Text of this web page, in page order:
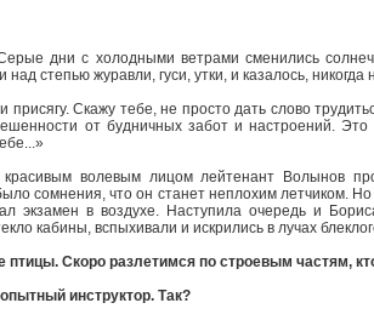
дни с холодными ветрами сменились
степью журавли, гуси, утки, и казалось,
Скажу тебе, не просто дать слово
от будничных забот и настроений.
волевым лицом лейтенант Волынов
сомнения, что он станет неплохим летчиком.
экзамен в воздухе. Наступила очередь и
кабины, вспыхивали и искрились в лучах
Скоро разлетимся по строевым частям,
инструктор. Так?